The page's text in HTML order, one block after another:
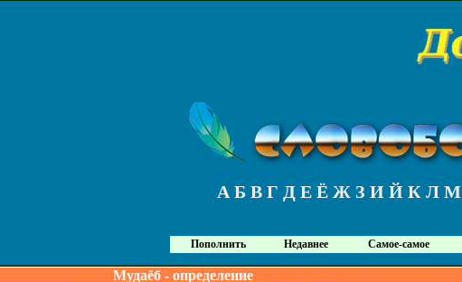
А Б В Г Д Е Ё Ж З И Й К Л М
Пополнить Недавнее Самое-самое
Мудаёб - определение